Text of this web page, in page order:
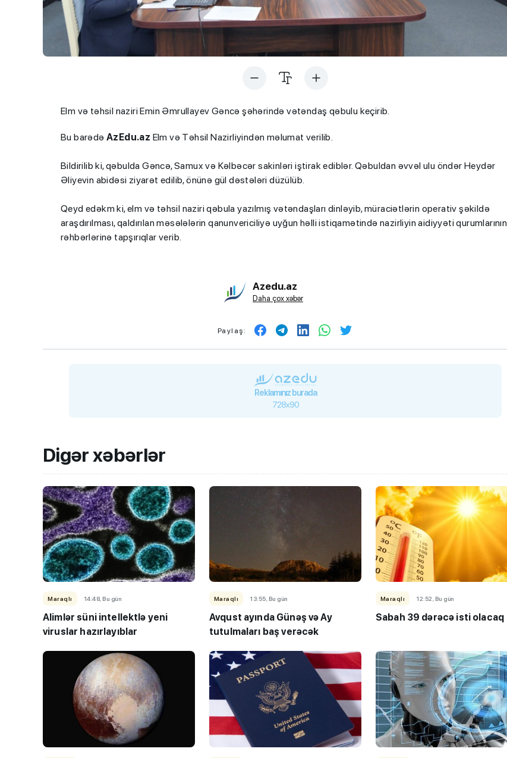
Elm və təhsil naziri Emin Əmrullayev Gəncə şəhərində vətəndaş qəbulu keçirib.
Bu barədə AzEdu.az Elm və Təhsil Nazirliyindən məlumat verilib.
Bildirilib ki, qəbulda Gəncə, Samux və Kəlbəcər sakinləri iştirak ediblər. Qəbuldan əvvəl ulu öndər Heydər
Əliyevin abidəsi ziyarət edilib, önünə gül dəstələri düzülüb.
Qeyd edəkm ki, elm və təhsil naziri qəbula yazılmış vətəndaşları dinləyib, müraciətlərin operativ şəkildə
araşdırılması, qaldırılan məsələlərin qanunvericiliyə uyğun həlli istiqamətində nazirliyin aidiyyəti qurumlarının
rəhbərlərinə tapşırıqlar verib.
Azedu.az
Daha çox xəbər
Paylaş:
Reklamınız burada
728x90
Digər xəbərlər
Maraqlı 14:48, Bu gün
Alimlər süni intellektlə yeni
viruslar hazırlayıblar
Maraqlı 13:55, Bu gün
Avqust ayında Günəş və Ay
tutulmaları baş verəcək
Maraqlı 12:52, Bu gün
Sabah 39 dərəcə isti olacaq